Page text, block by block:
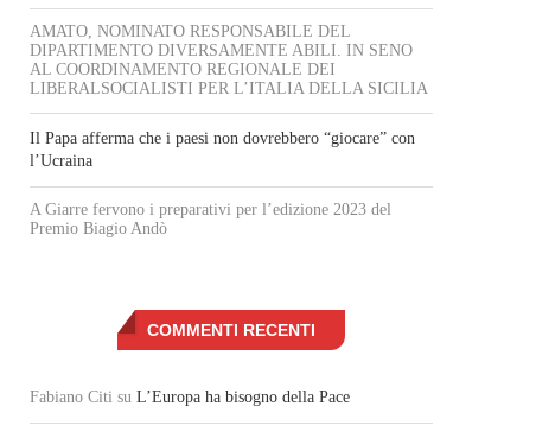
AMATO, NOMINATO RESPONSABILE DEL
DIPARTIMENTO DIVERSAMENTE ABILI. IN SENO
AL COORDINAMENTO REGIONALE DEI
LIBERALSOCIALISTI PER L’ITALIA DELLA SICILIA
Il Papa afferma che i paesi non dovrebbero “giocare” con
l’Ucraina
A Giarre fervono i preparativi per l’edizione 2023 del
Premio Biagio Andò
COMMENTI RECENTI
Fabiano Citi su L’Europa ha bisogno della Pace